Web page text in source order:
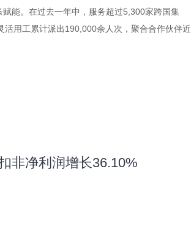
能。在过去一年中，服务超过5,300家跨国集
用工累计派出190,000余人次，聚合合作伙伴近
非净利润增长36.10%